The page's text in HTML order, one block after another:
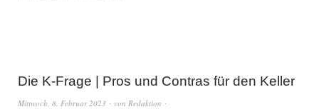
Die K-Frage | Pros und Contras für den Keller
Mittwoch, 8. Februar 2023 von Redaktion